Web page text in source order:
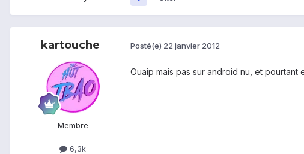
kartouche
Membre
6,3k
Posté(e) 22 janvier 2012
Ouaip mais pas sur android nu, et